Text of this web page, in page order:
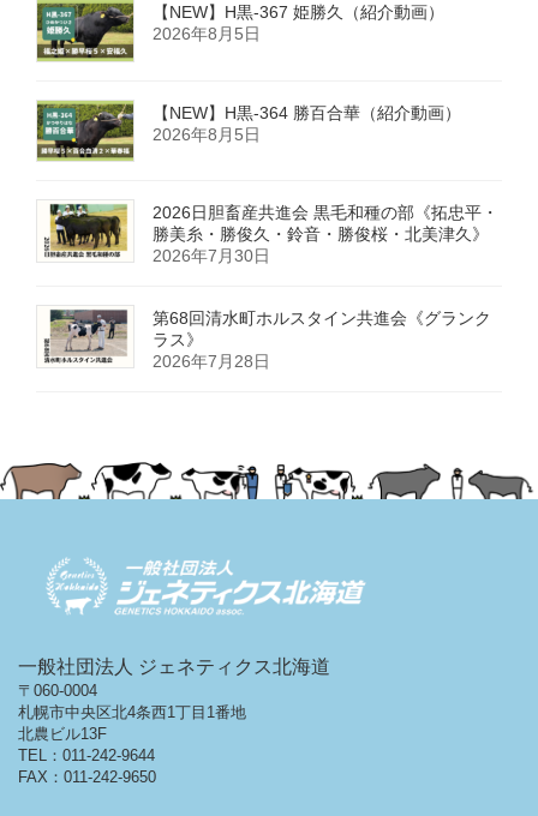
【NEW】H黒-367 姫勝久（紹介動画）
2026年8月5日
【NEW】H黒-364 勝百合華（紹介動画）
2026年8月5日
2026日胆畜産共進会 黒毛和種の部《拓忠平・
勝美糸・勝俊久・鈴音・勝俊桜・北美津久》
2026年7月30日
第68回清水町ホルスタイン共進会《グランク
ラス》
2026年7月28日
一般社団法人 ジェネティクス北海道
〒060-0004
札幌市中央区北4条西1丁目1番地
北農ビル13F
TEL：011-242-9644
FAX：011-242-9650